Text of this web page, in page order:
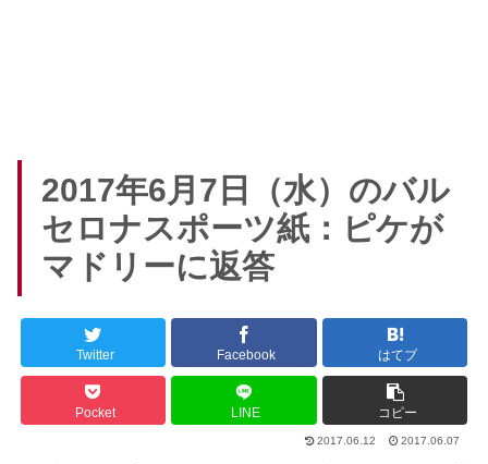
2017年6月7日（水）のバル
セロナスポーツ紙：ピケが
マドリーに返答
Twitter Facebook はてブ
Pocket LINE コピー
2017.06.12 2017.06.07